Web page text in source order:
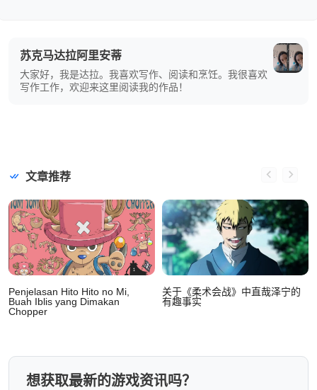
苏克马达拉阿里安蒂
大家好，我是达拉。我喜欢写作、阅读和烹饪。我很喜欢
写作工作，欢迎来这里阅读我的作品！
文章推荐
Penjelasan Hito Hito no Mi,
Buah Iblis yang Dimakan
Chopper
关于《柔术会战》中直哉泽宁的
有趣事实
想获取最新的游戏资讯吗？